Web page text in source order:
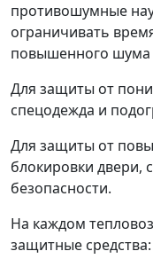
противошумные
ограничивать
повышенного шума
Для защиты от
спецодежда и
Для защиты от
блокировки двери,
безопасности.
На каждом
защитные средства: